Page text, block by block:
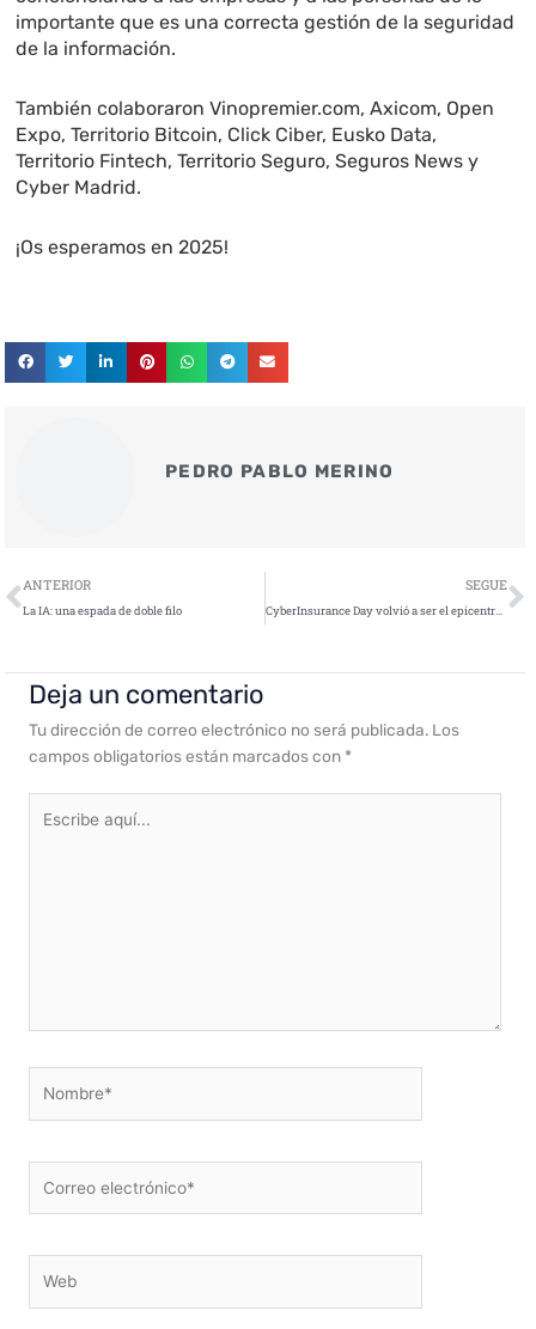
importante que es una correcta gestión de la seguridad
de la información.
También colaboraron Vinopremier.com, Axicom, Open
Expo, Territorio Bitcoin, Click Ciber, Eusko Data,
Territorio Fintech, Territorio Seguro, Seguros News y
Cyber Madrid.
¡Os esperamos en 2025!
PEDRO PABLO MERINO
Ant
ANTERIOR
La IA: una espada de doble filo
SEGUE
CyberInsurance Day volvió a ser el epicentro del sector de la ciberseguridad y los seguros ante cerca de 200 asistentes
Deja un comentario
Tu dirección de correo electrónico no será publicada. Los
campos obligatorios están marcados con *
aquí...
electrónico*